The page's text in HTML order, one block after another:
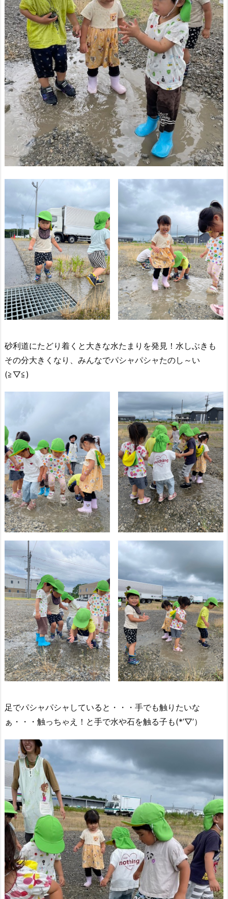
砂利道にたどり着くと大きな水たまりを発見！水しぶきも
その分大きくなり、みんなでパシャパシャたのし～い
(≧▽≦)
足でパシャパシャしていると・・・手でも触りたいな
ぁ・・・触っちゃえ！と手で水や石を触る子も(*’▽’）